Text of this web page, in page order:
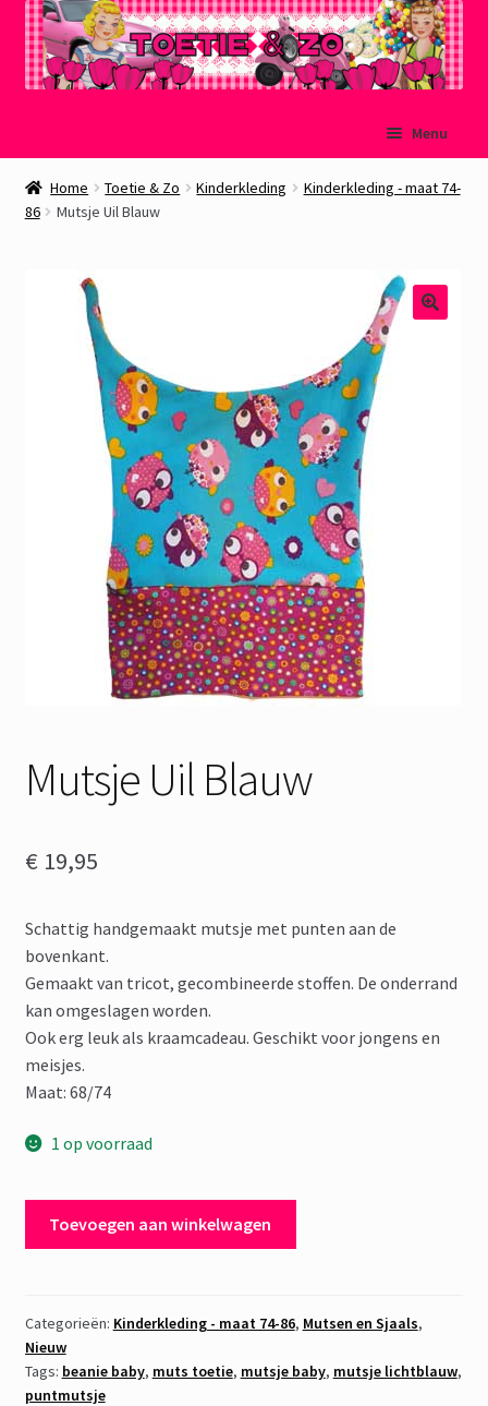
naar
navigatie
de
inhoud
Menu
Welkom
Winkelmand
Afrekenen
Over Toetie & Zo
Gastenboek
Home Toetie & Zo Kinderkleding
Kinderkleding - maat 74-
86
Mutsje Uil Blauw
Mutsje Uil Blauw
€ 19,95
Schattig handgemaakt mutsje met punten aan de
bovenkant.
Gemaakt van tricot, gecombineerde stoffen. De onderrand
kan omgeslagen worden.
Ook erg leuk als kraamcadeau. Geschikt voor jongens en
meisjes.
Maat: 68/74
1 op voorraad
Toevoegen aan winkelwagen
Categorieën: Kinderkleding - maat 74-86, Mutsen en Sjaals,
Nieuw
Tags: beanie baby, muts toetie, mutsje baby, mutsje lichtblauw,
puntmutsje